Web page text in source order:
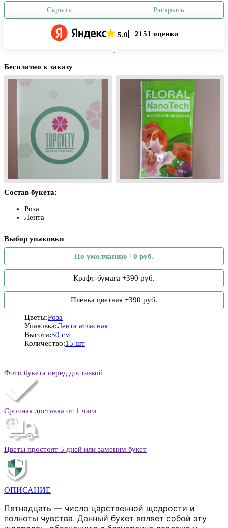
Скрыть Раскрыть
5.0 2151 оценка
Бесплатно к заказу
Состав букета:
Роза
Лента
Выбор упаковки
По умолчанию +0 руб.
Крафт-бумага +390 руб.
Пленка цветная +390 руб.
Цветы:Роза
Упаковка:Лента атласная
Высота:50 см
Количество:15 шт
Фото букета перед доставкой
Срочная доставка от 1 часа
Цветы простоят 5 дней или заменим букет
ОПИСАНИЕ
Пятнадцать — число царственной щедрости и
полноты чувства. Данный букет являет собой эту